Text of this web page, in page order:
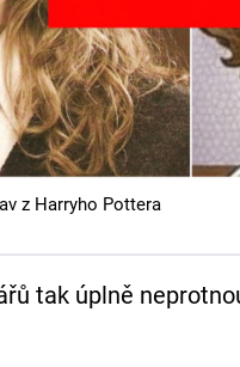
z Harryho Pottera
tak úplně